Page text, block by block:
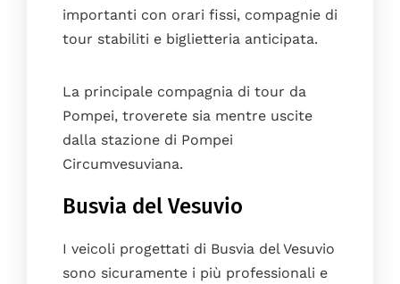
importanti con orari fissi, compagnie di
tour stabiliti e biglietteria anticipata.
La principale compagnia di tour da
Pompei, troverete sia mentre uscite
dalla stazione di Pompei
Circumvesuviana.
Busvia del Vesuvio
I veicoli progettati di Busvia del Vesuvio
sono sicuramente i più professionali e